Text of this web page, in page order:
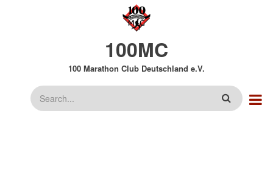
100MC
100 Marathon Club Deutschland e.V.
Suche